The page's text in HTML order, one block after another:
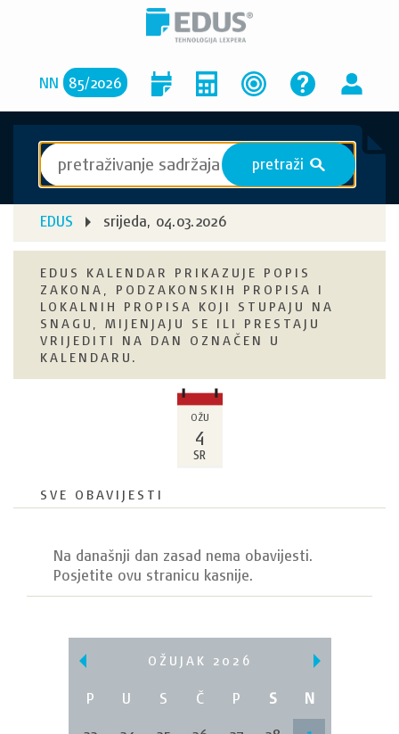
NN 85/2026
pretraži S
EDUS srijeda, 04.03.2026
EDUS KALENDAR PRIKAZUJE POPIS
ZAKONA, PODZAKONSKIH PROPISA I
LOKALNIH PROPISA KOJI STUPAJU NA
SNAGU, MIJENJAJU SE ILI PRESTAJU
VRIJEDITI NA DAN OZNAČEN U
KALENDARU.
OŽU
4
SR
SVE OBAVIJESTI
Na današnji dan zasad nema obavijesti.
Posjetite ovu stranicu kasnije.
OŽUJAK 2026
P U S Č P S
N